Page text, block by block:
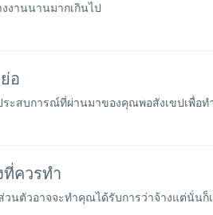
งานนานมากเกินไป
อ
ระสบการณ์ที่ผ่านมาของคุณพอสังเขปเพื่
ที่ควรทำ
นตัวอาจจะทำคุณได้รับการว่าจ้างแต่นั่น